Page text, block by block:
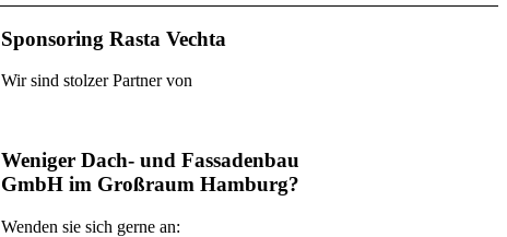
Sponsoring Rasta Vechta
Wir sind stolzer Partner von
Weniger Dach- und Fassadenbau
GmbH im Großraum Hamburg?
Wenden sie sich gerne an: